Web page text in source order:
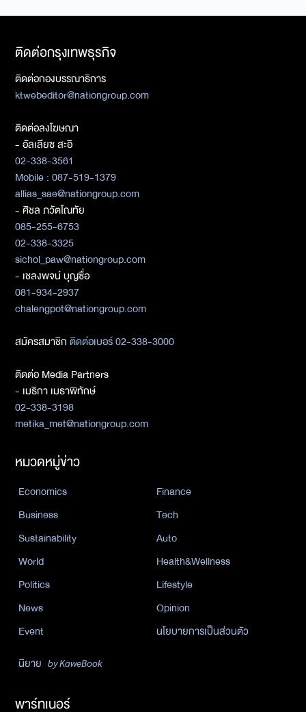
ติดต่อกรุงเทพธุรกิจ
ติดต่อกองบรรณาธิการ
ktwebeditor@nationgroup.com
ติดต่อลงโฆษณา
- อัลเลียซ สะอิ
02-338-3561
Mobile : 087-519-1379
allias_sae@nationgroup.com
- ศิชล ภวัตโณทัย
085-255-6753
02-338-3325
sichol_paw@nationgroup.com
- เชลงพจน์ บุญซื่อ
081-934-2937
chalengpot@nationgroup.com
สมัครสมาชิกติดต่อเบอร์ 02-338-3000
ติดต่อ Media Partners
- เมธิกา เมธาพิทักษ์
02-338-3198
metika_met@nationgroup.com
หมวดหมู่ข่าว
Economics
Finance
Business
Tech
Sustainability
Auto
World
Health&Wellness
Politics
Lifestyle
News
Opinion
Event
นโยบายการเป็นส่วนตัว
นิยาย by KaweBook
พาร์ทเนอร์